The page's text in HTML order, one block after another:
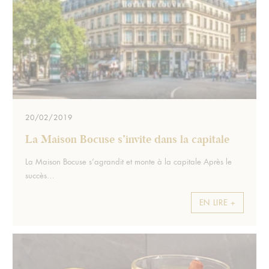
La Maison Bocuse s’invite dans la capitale
20/02/2019
Extrait :
La Maison Bocuse s’agrandit et monte à la capitale Après le
succès…
EN LIRE +